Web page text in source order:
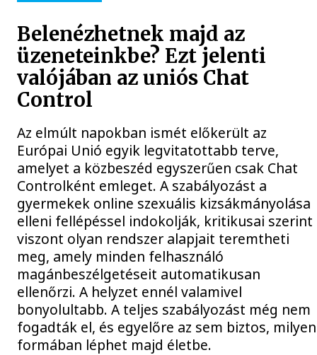
Belenézhetnek majd az
üzeneteinkbe? Ezt jelenti
valójában az uniós Chat
Control
Az elmúlt napokban ismét előkerült az
Európai Unió egyik legvitatottabb terve,
amelyet a közbeszéd egyszerűen csak Chat
Controlként emleget. A szabályozást a
gyermekek online szexuális kizsákmányolása
elleni fellépéssel indokolják, kritikusai szerint
viszont olyan rendszer alapjait teremtheti
meg, amely minden felhasználó
magánbeszélgetéseit automatikusan
ellenőrzi. A helyzet ennél valamivel
bonyolultabb. A teljes szabályozást még nem
fogadták el, és egyelőre az sem biztos, milyen
formában léphet majd életbe.